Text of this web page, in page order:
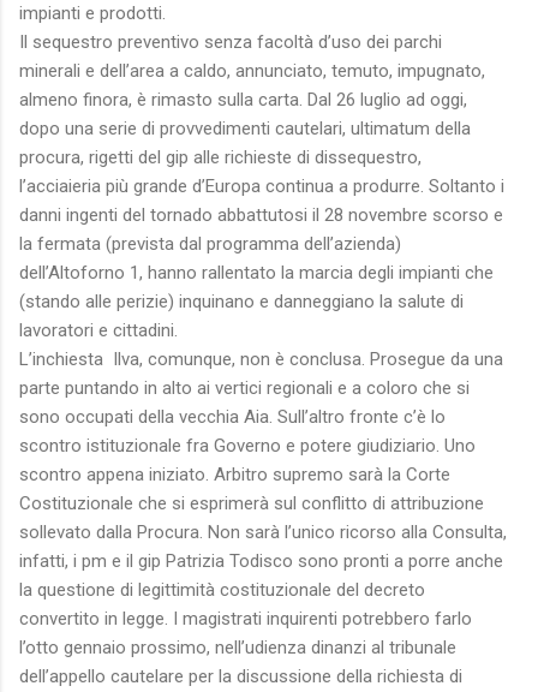
impianti e prodotti.
Il sequestro preventivo senza facoltà d’uso dei parchi
minerali e dell’area a caldo, annunciato, temuto, impugnato,
almeno finora, è rimasto sulla carta. Dal 26 luglio ad oggi,
dopo una serie di provvedimenti cautelari, ultimatum della
procura, rigetti del gip alle richieste di dissequestro,
l’acciaieria più grande d’Europa continua a produrre. Soltanto i
danni ingenti del tornado abbattutosi il 28 novembre scorso e
la fermata (prevista dal programma dell’azienda)
dell’Altoforno 1, hanno rallentato la marcia degli impianti che
(stando alle perizie) inquinano e danneggiano la salute di
lavoratori e cittadini.
L’inchiesta Ilva, comunque, non è conclusa. Prosegue da una
parte puntando in alto ai vertici regionali e a coloro che si
sono occupati della vecchia Aia. Sull’altro fronte c’è lo
scontro istituzionale fra Governo e potere giudiziario. Uno
scontro appena iniziato. Arbitro supremo sarà la Corte
Costituzionale che si esprimerà sul conflitto di attribuzione
sollevato dalla Procura. Non sarà l’unico ricorso alla Consulta,
infatti, i pm e il gip Patrizia Todisco sono pronti a porre anche
la questione di legittimità costituzionale del decreto
convertito in legge. I magistrati inquirenti potrebbero farlo
l’otto gennaio prossimo, nell’udienza dinanzi al tribunale
dell’appello cautelare per la discussione della richiesta di